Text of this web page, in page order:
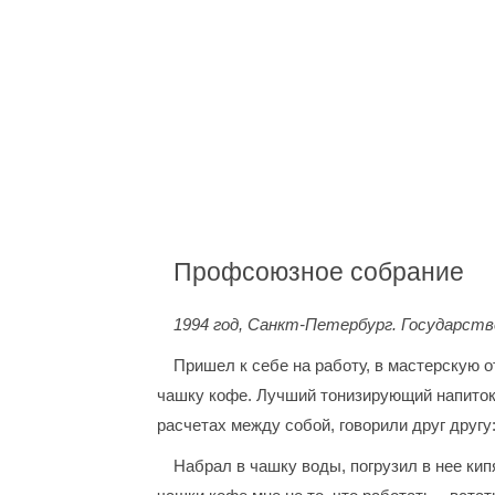
Профсоюзное собрание
1994 год, Санкт-Петербург.
Пришел к себе на работу, в мастерскую
чашку кофе. Лучший тонизирующий
расчетах между собой, говорили друг
Набрал в чашку воды, погрузил в нее